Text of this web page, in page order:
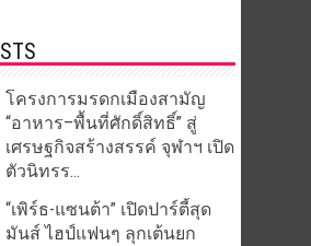
โครงการมรดกเมืองสามัญ
“อาหาร–พื้นที่ศักดิ์สิทธิ์” สู่
เศรษฐกิจสร้างสรรค์ จุฬาฯ เปิด
ตัวนิทรร...
“เพิร์ธ-แซนต้า” เปิดปาร์ตี้สุด
มันส์ ไฮป์แฟนๆ ลุกเต้นยก